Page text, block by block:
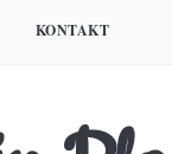
KONTAKT